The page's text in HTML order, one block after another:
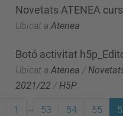
Novetats ATENEA
Ubicat a Atenea
Botó activitat
Ubicat a Atenea /
2021/22 /H5P
1 53 54 55